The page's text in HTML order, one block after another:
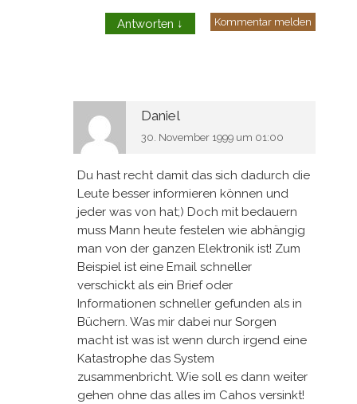
Antworten ↓ Kommentar melden
Daniel
30. November 1999 um 01:00
Du hast recht damit das sich dadurch die
Leute besser informieren können und
jeder was von hat;) Doch mit bedauern
muss Mann heute festelen wie abhängig
man von der ganzen Elektronik ist! Zum
Beispiel ist eine Email schneller
verschickt als ein Brief oder
Informationen schneller gefunden als in
Büchern. Was mir dabei nur Sorgen
macht ist was ist wenn durch irgend eine
Katastrophe das System
zusammenbricht. Wie soll es dann weiter
gehen ohne das alles im Cahos versinkt!